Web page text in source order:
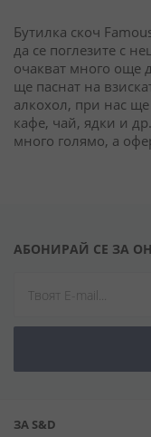
Бутилка скоч
да се поглезите с
очакват много още
ще паснат на
алкохол, при нас
кафе, чай, ядки и
много голямо, а
АБОНИРАЙ СЕ ЗА
ЗА S&D